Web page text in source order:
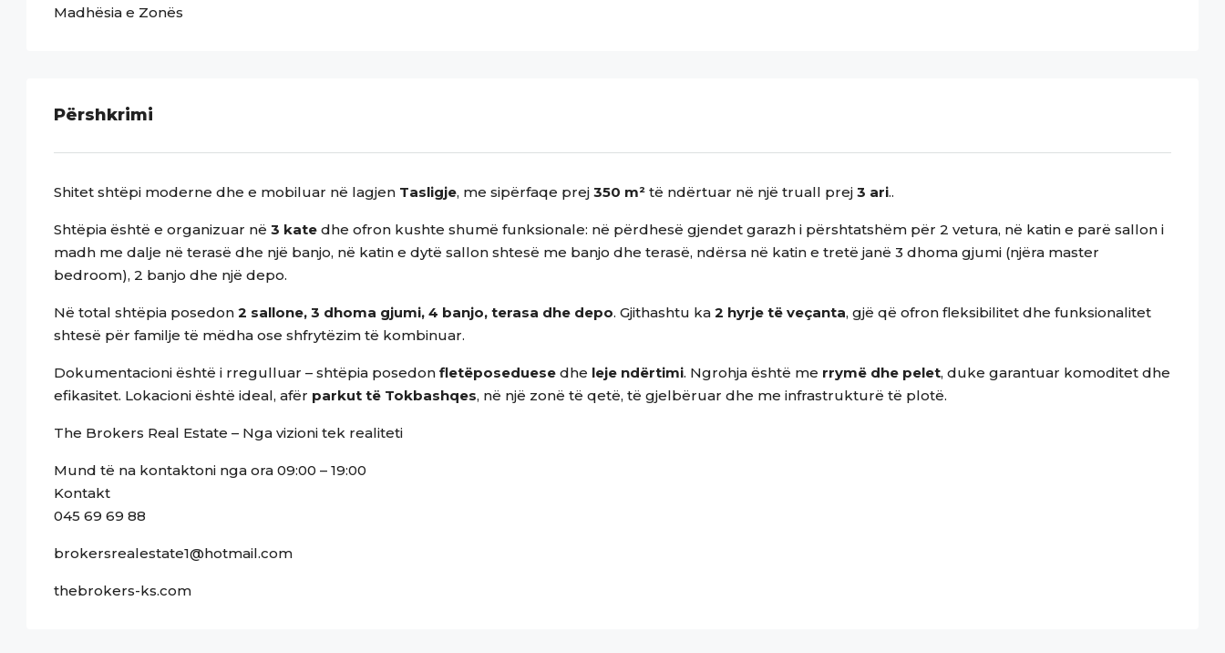
Madhësia e Zonës
Përshkrimi
Shitet shtëpi moderne dhe e mobiluar në lagjen Tasligje, me sipërfaqe prej 350 m² të ndërtuar në një truall prej 3 ari..
Shtëpia është e organizuar në 3 kate dhe ofron kushte shumë funksionale: në përdhesë gjendet garazh i përshtatshëm për 2 vetura, në katin e parë sallon i
madh me dalje në terasë dhe një banjo, në katin e dytë sallon shtesë me banjo dhe terasë, ndërsa në katin e tretë janë 3 dhoma gjumi (njëra master
bedroom), 2 banjo dhe një depo.
Në total shtëpia posedon 2 sallone, 3 dhoma gjumi, 4 banjo, terasa dhe depo. Gjithashtu ka 2 hyrje të veçanta, gjë që ofron fleksibilitet dhe funksionalitet
shtesë për familje të mëdha ose shfrytëzim të kombinuar.
Dokumentacioni është i rregulluar – shtëpia posedon fletëposeduese dhe leje ndërtimi. Ngrohja është me rrymë dhe pelet, duke garantuar komoditet dhe
efikasitet. Lokacioni është ideal, afër parkut të Tokbashqes, në një zonë të qetë, të gjelbëruar dhe me infrastrukturë të plotë.
The Brokers Real Estate – Nga vizioni tek realiteti
Mund të na kontaktoni nga ora 09:00 – 19:00
Kontakt
045 69 69 88
brokersrealestate1@hotmail.com
thebrokers-ks.com